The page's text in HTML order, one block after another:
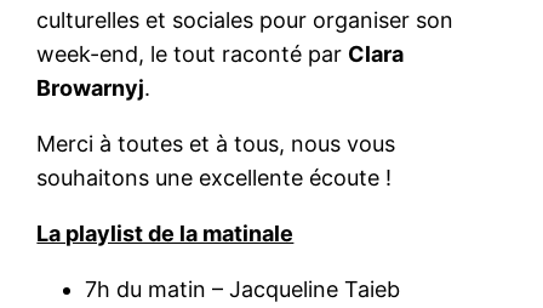
culturelles et sociales pour organiser son
week-end, le tout raconté par Clara
Browarnyj.
Merci à toutes et à tous, nous vous
souhaitons une excellente écoute !
La playlist de la matinale
7h du matin – Jacqueline Taieb